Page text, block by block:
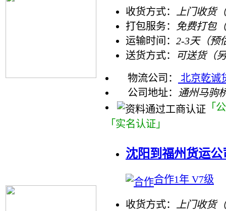
收货方式：
上门收货
打包服务：
免费打包
运输时间： 2-3天（预
送货方式：
可送货（
物流公司：
北京乾诚
公司地址： 通州马驹
「
「实名认证」
沈阳到福州货运
合作1年 V7级
收货方式：
上门收货